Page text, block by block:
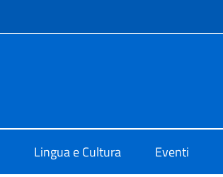
Lingua e Cultura Eventi